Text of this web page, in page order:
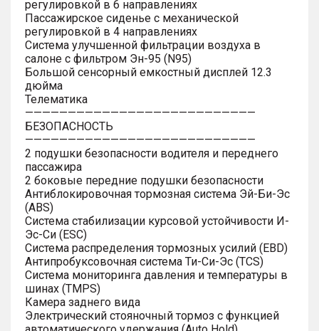
регулировкой в 6 направлениях
Пассажирское сиденье с механической
регулировкой в 4 направлениях
Система улучшенной фильтрации воздуха в
салоне с фильтром Эн-95 (N95)
Большой сенсорный емкостный дисплей 12.3
дюйма
Телематика
———————————————————————————
БЕЗОПАСНОСТЬ
———————————————————————————
2 подушки безопасности водителя и переднего
пассажира
2 боковые передние подушки безопасности
Антиблокировочная тормозная система Эй-Би-Эс
(ABS)
Система стабилизации курсовой устойчивости И-
Эс-Си (ESC)
Система распределения тормозных усилий (EBD)
Антипробуксовочная система Ти-Си-Эс (TCS)
Система мониторинга давления и температуры в
шинах (TMPS)
Камера заднего вида
Электрический стояночный тормоз с функцией